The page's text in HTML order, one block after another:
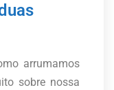
arrumamos
sobre nossa